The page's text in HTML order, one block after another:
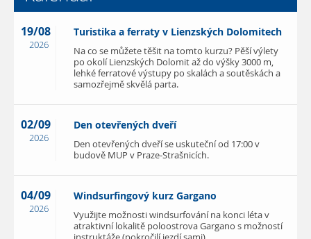
19/08
2026
Turistika a ferraty v Lienzských Dolomitech
Na co se můžete těšit na tomto kurzu? Pěší výlety
po okolí Lienzských Dolomit až do výšky 3000 m,
lehké ferratové výstupy po skalách a soutěskách a
samozřejmě skvělá parta.
02/09
2026
Den otevřených dveří
Den otevřených dveří se uskuteční od 17:00 v
budově MUP v Praze-Strašnicích.
04/09
2026
Windsurfingový kurz Gargano
Využijte možnosti windsurfování na konci léta v
atraktivní lokalitě poloostrova Gargano s možností